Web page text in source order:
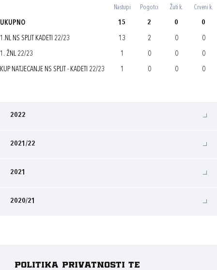
Nastupi Pogotci Žuti k. Crveni k.
UKUPNO 15 2 0 0
1.NL NS SPLIT KADETI 22/23 13 2 0 0
1. ŽNL 22/23 1 0 0 0
KUP NATJECANJE NS SPLIT - KADETI 22/23 1 0 0 0
2022
2021/22
2021
2020/21
Politika privatnosti te